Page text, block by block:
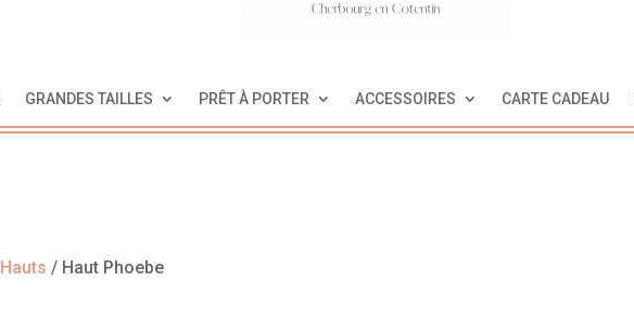
GRANDES TAILLES PRÊT À PORTER ACCESSOIRES CARTE CADEAU
Hauts / Haut Phoebe